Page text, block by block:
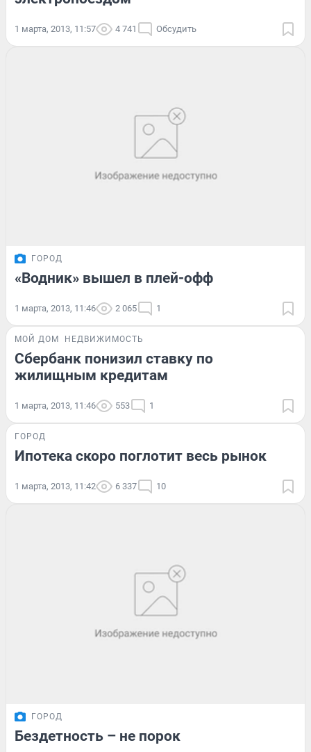
1 марта, 2013, 11:57 4 741 Обсудить
ГОРОД
«Водник» вышел в плей-офф
1 марта, 2013, 11:46 2 065 1
МОЙ ДОМ НЕДВИЖИМОСТЬ
Сбербанк понизил ставку по
жилищным кредитам
1 марта, 2013, 11:46 553 1
ГОРОД
Ипотека скоро поглотит весь рынок
1 марта, 2013, 11:42 6 337 10
ГОРОД
Бездетность – не порок